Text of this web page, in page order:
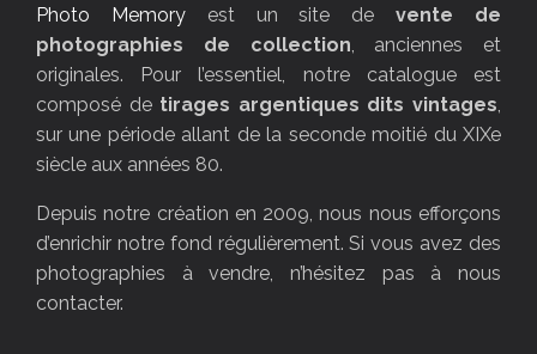
Photo Memoryest un site devente de
photographies de collection , anciennes et
originales. Pour l’essentiel, notre catalogue est
composé de tirages argentiques dits vintages
sur une période allant de la seconde moitié du XIXe
siècle aux années 80.
Depuis notre création en 2009, nous nous efforçons
d’enrichir notre fond régulièrement. Si vous avez des
photographies à vendre, n’hésitez pas à nous
contacter.